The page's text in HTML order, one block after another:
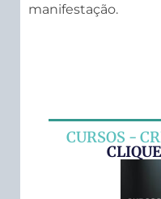
manifestação.
CURSOS -